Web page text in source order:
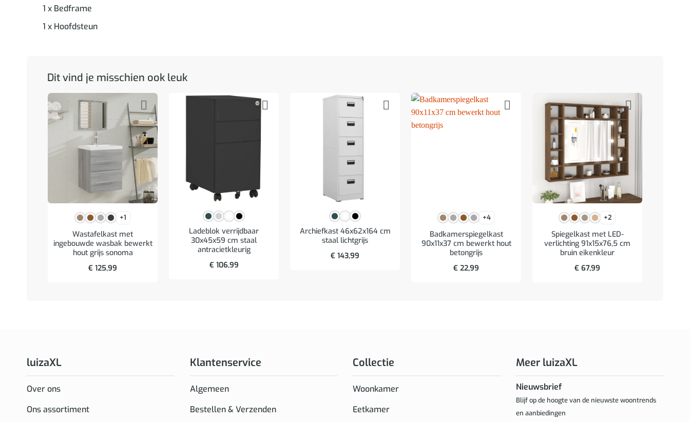
1 x Bedframe
1 x Hoofdsteun
Dit vind je misschien ook leuk
+1
Wastafelkast met
ingebouwde wasbak bewerkt
hout grijs sonoma
€ 125,99
Ladeblok verrijdbaar
30x45x59 cm staal
antracietkleurig
€106,99
Archiefkast 46x62x164 cm
staal lichtgrijs
€ 143,99
+4
Badkamerspiegelkast
90x11x37 cm bewerkt hout
betongrijs
€ 22,99
+2
Spiegelkast met LED-
verlichting 91x15x76,5 cm
bruin eikenkleur
€ 67,99
luizaXL
Over ons
Ons assortiment
Klantenservice
Algemeen
Bestellen & Verzenden
Collectie
Woonkamer
Eetkamer
Meer luizaXL
Nieuwsbrief
Blijf op de hoogte van de nieuwste woontrends
en aanbiedingen